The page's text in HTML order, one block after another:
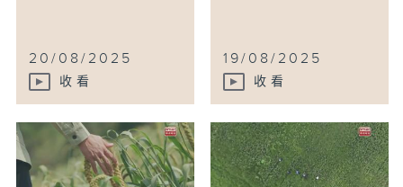
20/08/2025
收看
19/08/2025
收看